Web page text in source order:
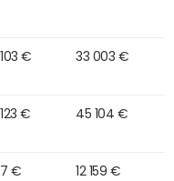
103 € 33 003 €
123 € 45 104 €
7 € 12 159 €